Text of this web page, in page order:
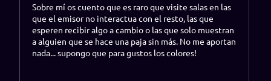
Sobre mí os cuento que es raro que visite salas en las
que el emisor no interactua con el resto, las que
esperen recibir algo a cambio o las que solo muestran
a alguien que se hace una paja sin más. No me aportan
nada... supongo que para gustos los colores!